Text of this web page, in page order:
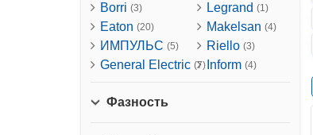
Borri (3)
Eaton (20)
ИМПУЛЬС (5)
General Electric (7)
Legrand (1)
Makelsan (4)
Riello (3)
Inform (4)
Фазность